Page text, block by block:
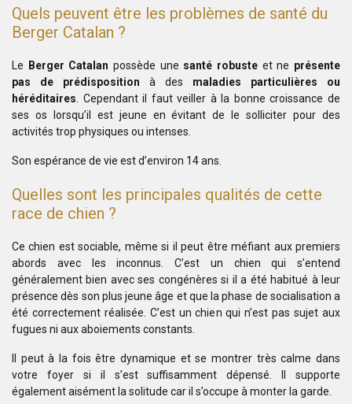
Quels peuvent être les problèmes de santé du
Berger Catalan ?
Le Berger Catalan possède une santé robuste et ne présente
pas de prédisposition à des maladies particulières ou
héréditaires . Cependant il faut veiller à la bonne croissance de
ses os lorsqu’il est jeune en évitant de le solliciter pour des
activités trop physiques ou intenses.
Son espérance de vie est d’environ 14 ans.
Quelles sont les principales qualités de cette
race de chien ?
Ce chien est sociable, même si il peut être méfiant aux premiers
abords avec les inconnus. C’est un chien qui s’entend
généralement bien avec ses congénères si il a été habitué à leur
présence dès son plus jeune âge et que la phase de socialisation a
été correctement réalisée. C’est un chien qui n’est pas sujet aux
fugues ni aux aboiements constants.
Il peut à la fois être dynamique et se montrer très calme dans
votre foyer si il s’est suffisamment dépensé. Il supporte
également aisément la solitude car il s’occupe à monter la garde.